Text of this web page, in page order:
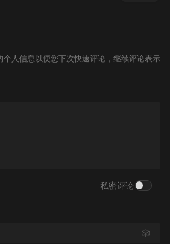
个人信息以便您下次快速评论，继续评论表示
私密评论
🎲